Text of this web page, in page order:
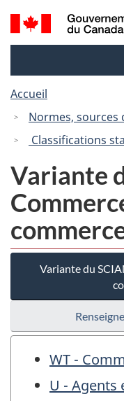
Recherche
et
Accueil
Normes, sources
Classifications
Variante
Variante du
WT -
U - Agents